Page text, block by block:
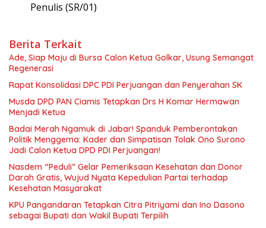
Penulis (SR/01)
Berita Terkait
Ade, Siap Maju di Bursa Calon Ketua Golkar, Usung Semangat
Regenerasi
Musda DPD PAN Ciamis Tetapkan Drs H Komar Hermawan
Menjadi Ketua
Badai Merah Ngamuk di Jabar! Spanduk Pemberontakan
Politik Menggema: Kader dan Simpatisan Tolak Ono Surono
Jadi Calon Ketua DPD PDI Perjuangan!
Nasdem “Peduli” Gelar Pemeriksaan Kesehatan dan Donor
Darah Gratis, Wujud Nyata Kepedulian Partai terhadap
Kesehatan Masyarakat
KPU Pangandaran Tetapkan Citra Pitriyami dan Ino Dasono
sebagai Bupati dan Wakil Bupati Terpilih